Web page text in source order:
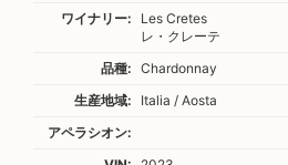
ワイナリー:
Les Cretes
レ・クレーテ
品種:
Chardonnay
生産地域:
Italia / Aosta
アペラシオン: